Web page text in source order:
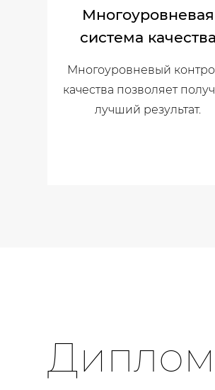
Многоуровневая
система качества
Многоуровневый
качества позволяет
лучший результат.